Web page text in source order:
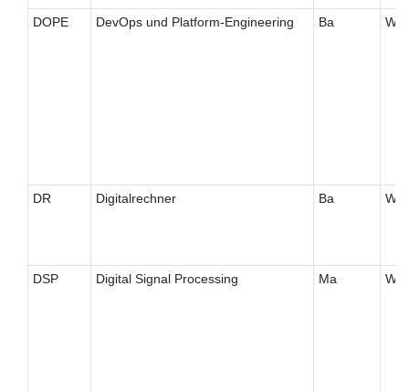
DOPE DevOps und Platform-Engineering Ba W
DR Digitalrechner Ba W
DSP Digital Signal Processing Ma W